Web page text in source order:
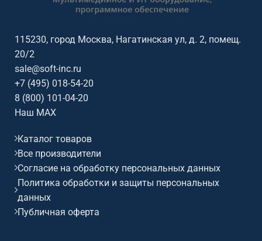
115230, город Москва, Нагатинская ул, д. 2, помещ.
20/2
sale@soft-inc.ru
+7 (495) 018-54-20
8 (800) 101-04-20
Наш MAX
Каталог товаров
Все производители
Согласие на обработку персональных данных
Политика обработки и защиты персональных
данных
Публичная оферта